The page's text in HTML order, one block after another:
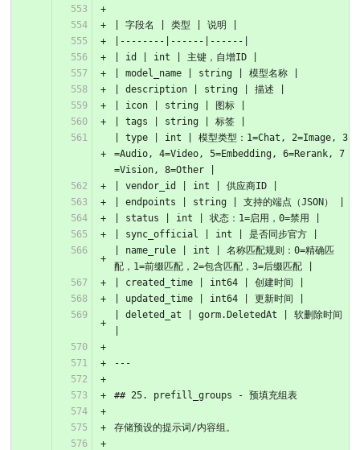
| 字段名 | 类型 | 说明 |
|--------|------|------|
| id | int | 主键，自增ID |
| model_name | string | 模型名称 |
| description | string | 描述 |
| icon | string | 图标 |
| tags | string | 标签 |
| type | int | 模型类型：1=Chat, 2=Image, 3
=Audio, 4=Video, 5=Embedding, 6=Rerank, 7
=Vision, 8=Other |
| vendor_id | int | 供应商ID |
| endpoints | string | 支持的端点（JSON） |
| status | int | 状态：1=启用，0=禁用 |
| sync_official | int | 是否同步官方 |
| name_rule | int | 名称匹配规则：0=精确匹
配，1=前缀匹配，2=包含匹配，3=后缀匹配 |
| created_time | int64 | 创建时间 |
| updated_time | int64 | 更新时间 |
| deleted_at | gorm.DeletedAt | 软删除时间
---
## 25. prefill_groups - 预填充组表
存储预设的提示词/内容组。